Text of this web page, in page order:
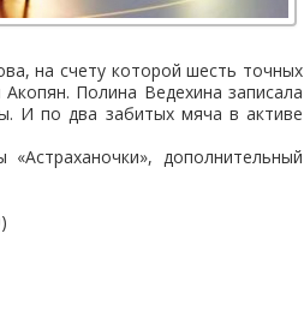
на счету которой шесть точных
Полина Ведехина записала
И по два забитых мяча в активе
дополнительный